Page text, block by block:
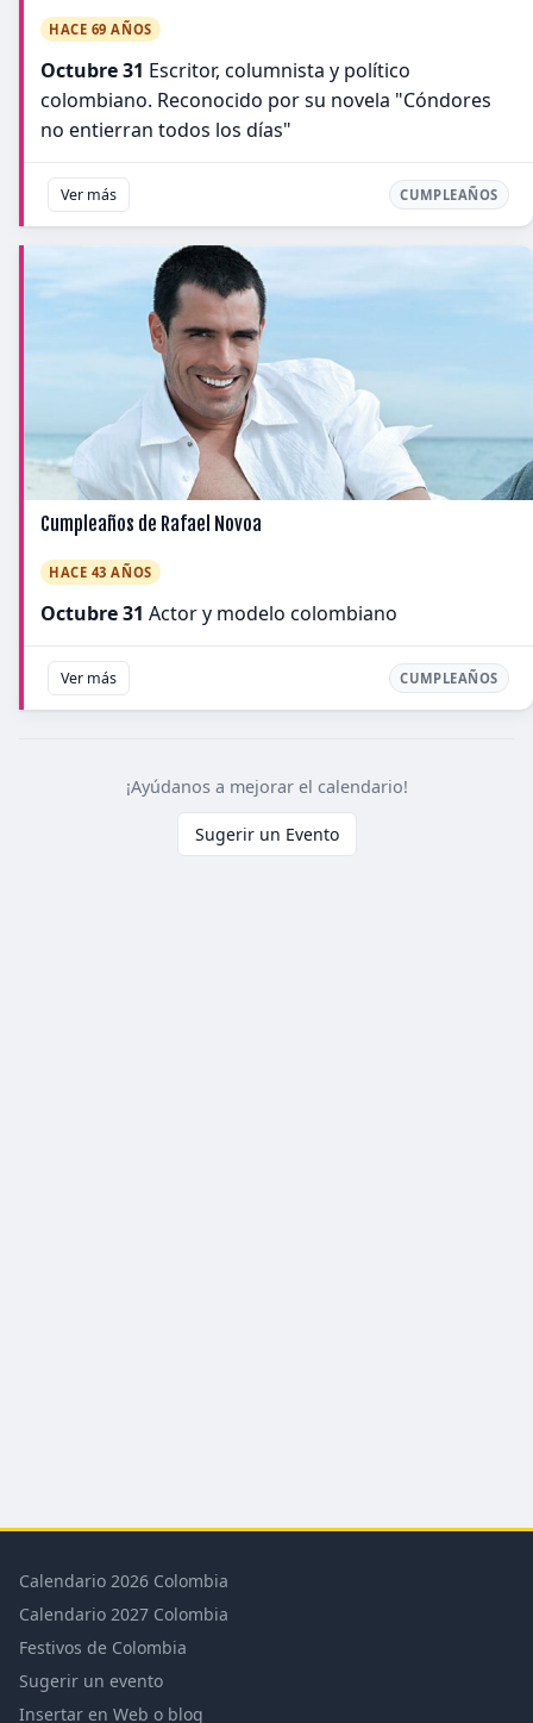
HACE 69 AÑOS
Octubre 31 Escritor, columnista y político
colombiano. Reconocido por su novela "Cóndores
no entierran todos los días"
Ver más CUMPLEAÑOS
Cumpleaños de Rafael Novoa
HACE 43 AÑOS
Octubre 31 Actor y modelo colombiano
Ver más CUMPLEAÑOS
¡Ayúdanos a mejorar el calendario!
Sugerir un Evento
Calendario 2026 Colombia
Calendario 2027 Colombia
Festivos de Colombia
Sugerir un evento
Insertar en Web o blog